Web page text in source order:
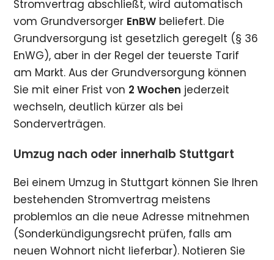
Stromvertrag abschließt, wird automatisch
vom Grundversorger EnBW beliefert. Die
Grundversorgung ist gesetzlich geregelt (§ 36
EnWG), aber in der Regel der teuerste Tarif
am Markt. Aus der Grundversorgung können
Sie mit einer Frist von 2 Wochen jederzeit
wechseln, deutlich kürzer als bei
Sonderverträgen.
Umzug nach oder innerhalb Stuttgart
Bei einem Umzug in Stuttgart können Sie Ihren
bestehenden Stromvertrag meistens
problemlos an die neue Adresse mitnehmen
(Sonderkündigungsrecht prüfen, falls am
neuen Wohnort nicht lieferbar). Notieren Sie